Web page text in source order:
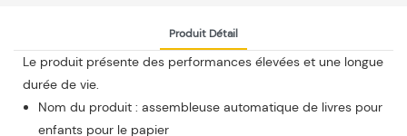
Produit Détail
Le produit présente des performances élevées et une longue
durée de vie.
Nom du produit : assembleuse automatique de livres pour
enfants pour le papier